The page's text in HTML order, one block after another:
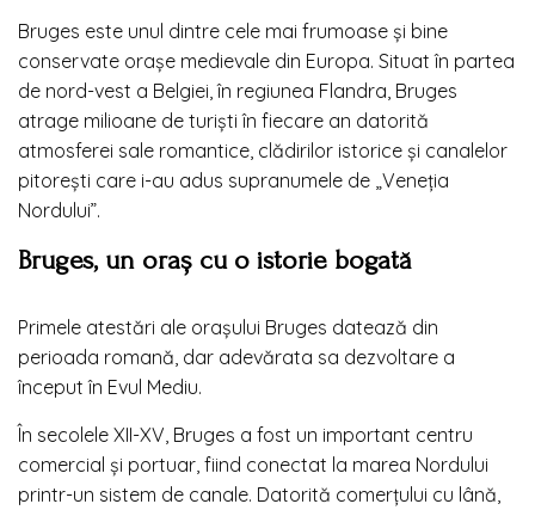
Bruges este unul dintre cele mai frumoase și bine
conservate orașe medievale din Europa. Situat în partea
de nord-vest a Belgiei, în regiunea Flandra, Bruges
atrage milioane de turiști în fiecare an datorită
atmosferei sale romantice, clădirilor istorice și canalelor
pitorești care i-au adus supranumele de „Veneția
Nordului”.
Bruges, un oraș cu o istorie bogată
Primele atestări ale orașului Bruges datează din
perioada romană, dar adevărata sa dezvoltare a
început în Evul Mediu.
În secolele XII-XV, Bruges a fost un important centru
comercial și portuar, fiind conectat la marea Nordului
printr-un sistem de canale. Datorită comerțului cu lână,